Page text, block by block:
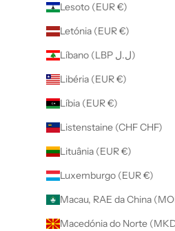
Lesoto (EUR €)
Letónia (EUR €)
Líbano (LBP ل.ل)
Libéria (EUR €)
Líbia (EUR €)
Listenstaine (CHF CHF)
Lituânia (EUR €)
Luxemburgo (EUR €)